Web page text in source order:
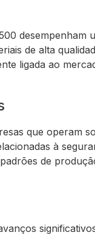
de alta
ligada ao
que operam
à
de